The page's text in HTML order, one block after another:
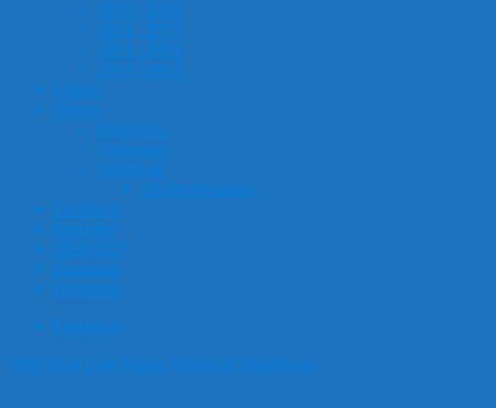
2015 / 2016
2014 / 2015
2013 / 2014
2012 / 2013
Galleri
Om os
Bestyrelse
Vedtægter
Jubilæum
Jubilæumsdanse
Facebook
Kalender
2026/2027
Instruktør
Instruktør
Facebook
Wild West Line Dance Drevet af WordPress